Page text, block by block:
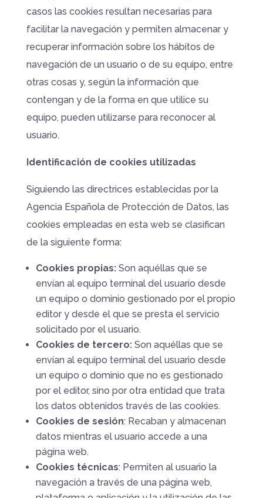
casos las cookies resultan necesarias para
facilitar la navegación y permiten almacenar y
recuperar información sobre los hábitos de
navegación de un usuario o de su equipo, entre
otras cosas y, según la información que
contengan y de la forma en que utilice su
equipo, pueden utilizarse para reconocer al
usuario.
Identificación de cookies utilizadas
Siguiendo las directrices establecidas por la
Agencia Española de Protección de Datos, las
cookies empleadas en esta web se clasifican
de la siguiente forma:
Cookies propias: Son aquéllas que se
envían al equipo terminal del usuario desde
un equipo o dominio gestionado por el propio
editor y desde el que se presta el servicio
solicitado por el usuario.
Cookies de tercero: Son aquéllas que se
envían al equipo terminal del usuario desde
un equipo o dominio que no es gestionado
por el editor, sino por otra entidad que trata
los datos obtenidos través de las cookies.
Cookies de sesión: Recaban y almacenan
datos mientras el usuario accede a una
página web.
Cookies técnicas: Permiten al usuario la
navegación a través de una página web,